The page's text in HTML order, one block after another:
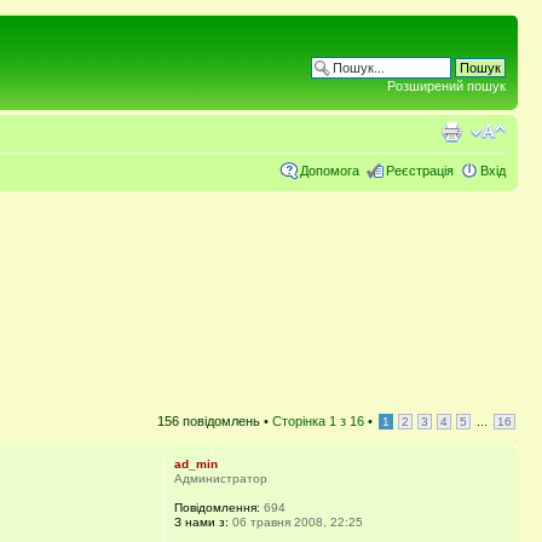
Розширений пошук
Допомога Реєстрація Вхід
156 повідомлень • Сторінка 1 з 16 • 1 2 3 4 5 16
ad_min
Администратор
Повідомлення: 694
З нами з: 06 травня 2008, 22:25